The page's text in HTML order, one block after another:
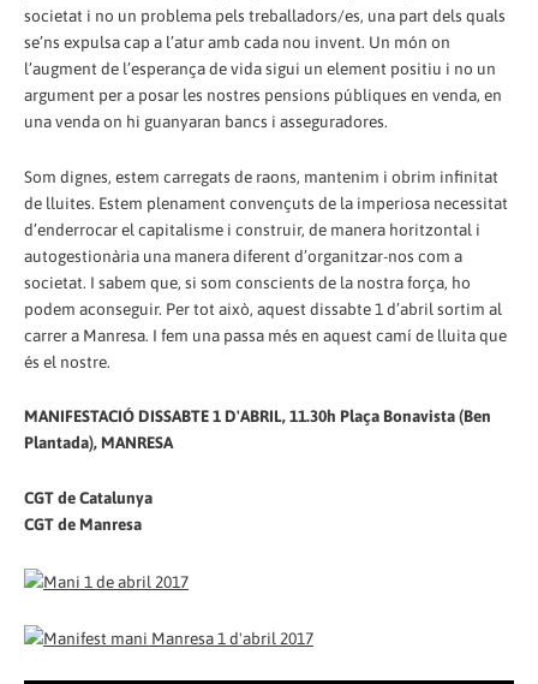
societat i no un problema pels treballadors/es, una part dels quals
se’ns expulsa cap a l’atur amb cada nou invent. Un món on
l’augment de l’esperança de vida sigui un element positiu i no un
argument per a posar les nostres pensions públiques en venda, en
una venda on hi guanyaran bancs i asseguradores.
Som dignes, estem carregats de raons, mantenim i obrim infinitat
de lluites. Estem plenament convençuts de la imperiosa necessitat
d’enderrocar el capitalisme i construir, de manera horitzontal i
autogestionària una manera diferent d’organitzar-nos com a
societat. I sabem que, si som conscients de la nostra força, ho
podem aconseguir. Per tot això, aquest dissabte 1 d’abril sortim al
carrer a Manresa. I fem una passa més en aquest camí de lluita que
és el nostre.
MANIFESTACIÓ DISSABTE 1 D'ABRIL, 11.30h Plaça Bonavista (Ben
Plantada), MANRESA
CGT de Catalunya
CGT de Manresa